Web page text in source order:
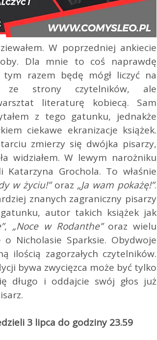
W poprzedniej ankiecie
Dla mnie to coś naprawdę
tym razem będę mógł liczyć na
ze strony czytelników, ale
literaturę kobiecą. Sam
z tego gatunku, jednakże
ciekawe ekranizacje książek.
zmierzy się dwójka pisarzy,
widziałem. W lewym narożniku
Grochola. To właśnie
w życiu!”oraz „Ja wam pokażę!”.
znanych zagraniczny pisarzy
autor takich książek jak
, „Noce w Rodanthe”oraz wielu
Nicholasie Sparksie. Obydwoje
ilością zagorzałych czytelników.
bywa zwycięzca może być tylko
długo i oddajcie swój głos już
3 lipca do godziny 23.59